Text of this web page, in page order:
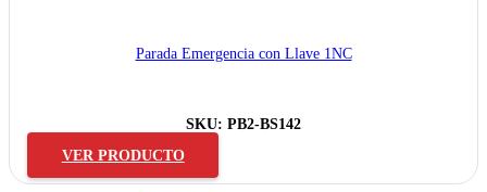
Parada Emergencia con Llave 1NC
SKU: PB2-BS142
VER PRODUCTO